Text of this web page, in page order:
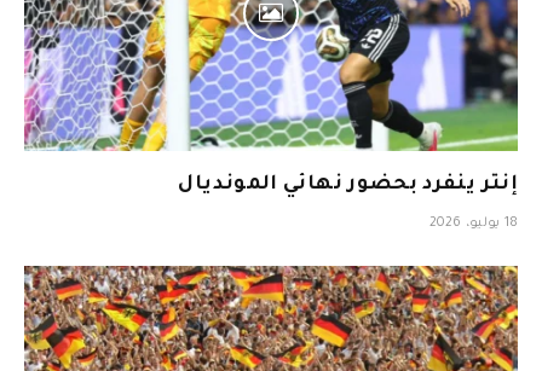
إنتر ينفرد بحضور نهائي المونديال
18 يوليو، 2026